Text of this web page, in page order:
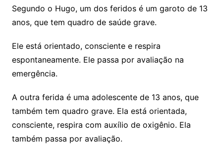
Segundo o Hugo, um dos feridos é um garoto de 13
anos, que tem quadro de saúde grave.
Ele está orientado, consciente e respira
espontaneamente. Ele passa por avaliação na
emergência.
A outra ferida é uma adolescente de 13 anos, que
também tem quadro grave. Ela está orientada,
consciente, respira com auxílio de oxigênio. Ela
também passa por avaliação.